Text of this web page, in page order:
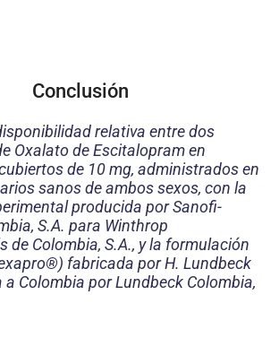
Conclusión
relativa entre dos
Oxalato de Escitalopram en
de 10 mg, administrados en
sanos de ambos sexos, con la
producida porSanofi-
S.A. para Winthrop
de Colombia, S.A., y la formulación
fabricada por H. Lundbeck
Colombia por Lundbeck Colombia,